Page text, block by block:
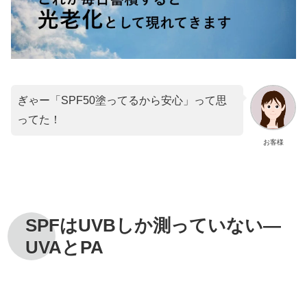
お客様
ぎゃー「SPF50塗ってるから安心」って思
ってた！
SPFはUVBしか測っていない—
UVAとPA